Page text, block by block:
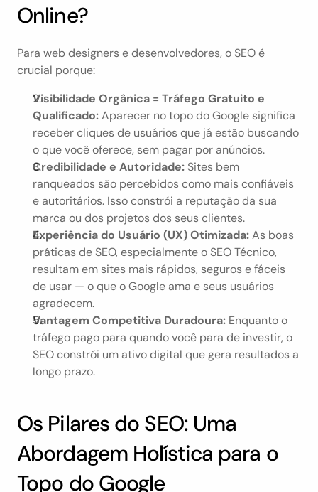
Online?
Para web designers e desenvolvedores, o SEO é
crucial porque:
Visibilidade Orgânica = Tráfego Gratuito e
Qualificado: Aparecer no topo do Google significa
receber cliques de usuários que já estão buscando
o que você oferece, sem pagar por anúncios.
Credibilidade e Autoridade: Sites bem
ranqueados são percebidos como mais confiáveis
e autoritários. Isso constrói a reputação da sua
marca ou dos projetos dos seus clientes.
Experiência do Usuário (UX) Otimizada: As boas
práticas de SEO, especialmente o SEO Técnico,
resultam em sites mais rápidos, seguros e fáceis
de usar — o que o Google ama e seus usuários
agradecem.
Vantagem Competitiva Duradoura: Enquanto o
tráfego pago para quando você para de investir, o
SEO constrói um ativo digital que gera resultados a
longo prazo.
Os Pilares do SEO: Uma
Abordagem Holística para o
Topo do Google